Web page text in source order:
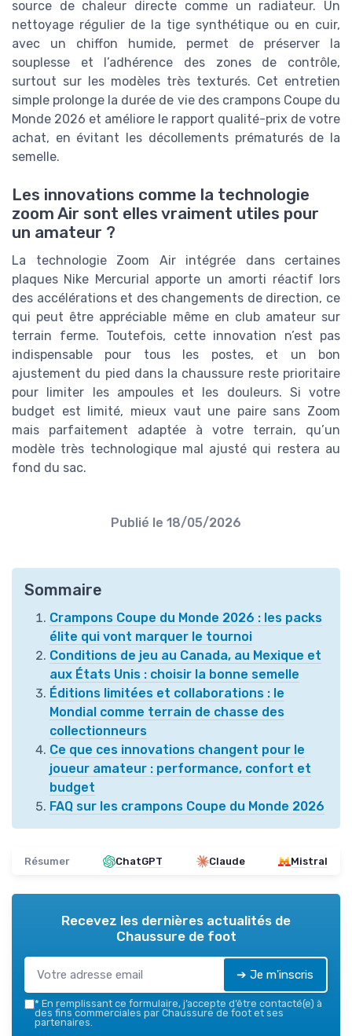
source de chaleur directe comme un radiateur. Un
nettoyage régulier de la tige synthétique ou en cuir,
avec un chiffon humide, permet de préserver la
souplesse et l’adhérence des zones de contrôle,
surtout sur les modèles très texturés. Cet entretien
simple prolonge la durée de vie des crampons Coupe du
Monde 2026 et améliore le rapport qualité-prix de votre
achat, en évitant les décollements prématurés de la
semelle.
Les innovations comme la technologie
zoom Air sont elles vraiment utiles pour
un amateur ?
La technologie Zoom Air intégrée dans certaines
plaques Nike Mercurial apporte un amorti réactif lors
des accélérations et des changements de direction, ce
qui peut être appréciable même en club amateur sur
terrain ferme. Toutefois, cette innovation n’est pas
indispensable pour tous les postes, et un bon
ajustement du pied dans la chaussure reste prioritaire
pour limiter les ampoules et les douleurs. Si votre
budget est limité, mieux vaut une paire sans Zoom
mais parfaitement adaptée à votre terrain, qu’un
modèle très technologique mal ajusté qui restera au
fond du sac.
Publié le 18/05/2026
Sommaire
Crampons Coupe du Monde 2026 : les packs
élite qui vont marquer le tournoi
Conditions de jeu au Canada, au Mexique et
aux États Unis : choisir la bonne semelle
Éditions limitées et collaborations : le
Mondial comme terrain de chasse des
collectionneurs
Ce que ces innovations changent pour le
joueur amateur : performance, confort et
budget
FAQ sur les crampons Coupe du Monde 2026
Résumer ChatGPT Claude Mistral
Recevez les dernières actualités de
Chaussure de foot
➔ Je m'inscris
* En remplissant ce formulaire, j’accepte d’être contacté(e) à
des fins commerciales par Chaussure de foot et ses
partenaires.